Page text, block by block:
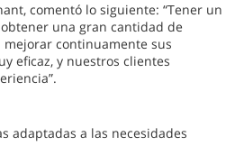
comentó lo siguiente: “Tener un
una gran cantidad de
continuamente sus
eficaz, y nuestros clientes
adaptadas a las necesidades